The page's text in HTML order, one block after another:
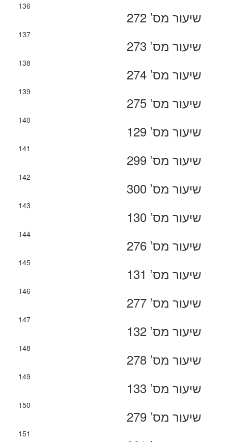
136
שיעור מס’ 272
137
שיעור מס’ 273
138
שיעור מס’ 274
139
שיעור מס’ 275
140
שיעור מס’ 129
141
שיעור מס’ 299
142
שיעור מס’ 300
143
שיעור מס’ 130
144
שיעור מס’ 276
145
שיעור מס’ 131
146
שיעור מס’ 277
147
שיעור מס’ 132
148
שיעור מס’ 278
149
שיעור מס’ 133
150
שיעור מס’ 279
151